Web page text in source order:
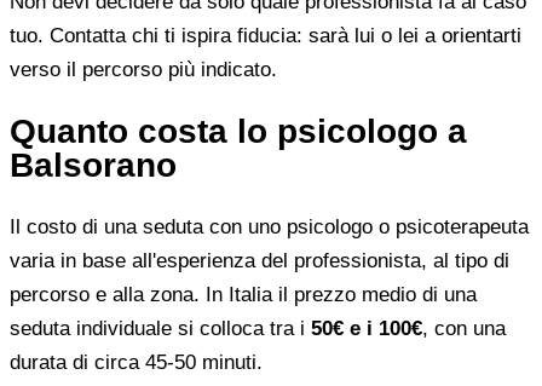
tuo. Contatta chi ti ispira fiducia: sarà lui o lei a orientarti
verso il percorso più indicato.
Quanto costa lo psicologo a
Balsorano
Il costo di una seduta con uno psicologo o psicoterapeuta
varia in base all'esperienza del professionista, al tipo di
percorso e alla zona. In Italia il prezzo medio di una
seduta individuale si colloca tra i 50€ e i 100€, con una
durata di circa 45-50 minuti.